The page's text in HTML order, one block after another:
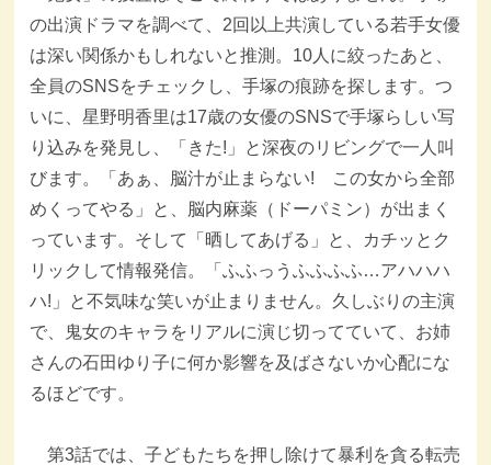
の出演ドラマを調べて、2回以上共演している若手女優
は深い関係かもしれないと推測。10人に絞ったあと、
全員のSNSをチェックし、手塚の痕跡を探します。つ
いに、星野明香里は17歳の女優のSNSで手塚らしい写
り込みを発見し、「きた!」と深夜のリビングで一人叫
びます。「あぁ、脳汁が止まらない! この女から全部
めくってやる」と、脳内麻薬（ドーパミン）が出まく
っています。そして「晒してあげる」と、カチッとク
リックして情報発信。「ふふっうふふふふ…アハハハ
ハ!」と不気味な笑いが止まりません。久しぶりの主演
で、鬼女のキャラをリアルに演じ切ってていて、お姉
さんの石田ゆり子に何か影響を及ばさないか心配にな
るほどです。
第3話では、子どもたちを押し除けて暴利を貪る転売